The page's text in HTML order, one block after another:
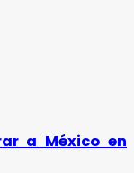
a México en